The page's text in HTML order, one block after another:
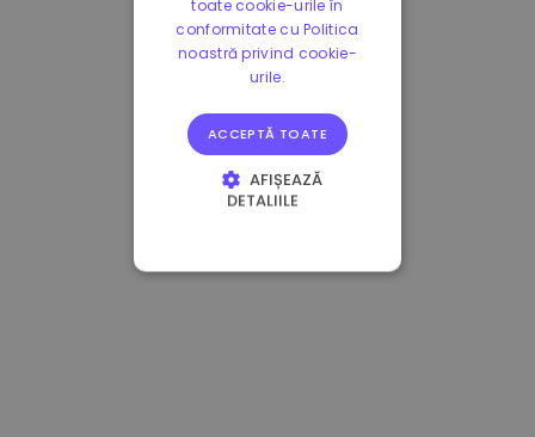
toate cookie-urile în
conformitate cu Politica
noastră privind cookie-
urile.
ACCEPTĂ TOATE
AFIȘEAZĂ
DETALIILE